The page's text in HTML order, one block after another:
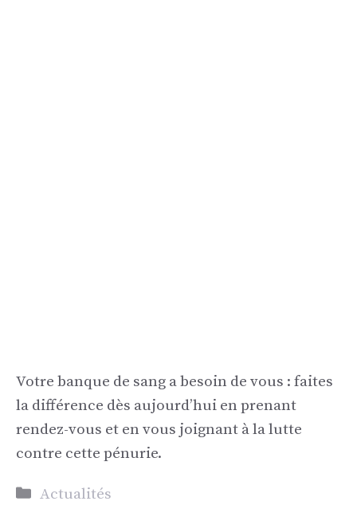
Votre banque de sang a besoin de vous : faites
la différence dès aujourd’hui en prenant
rendez-vous et en vous joignant à la lutte
contre cette pénurie.
Catégories
Actualités